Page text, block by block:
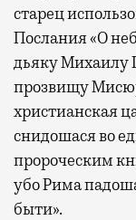
старец
Послания «О
дьяку Михаилу
прозвищу
христианская
снидошася во
пророческим
убо Рима
быти».